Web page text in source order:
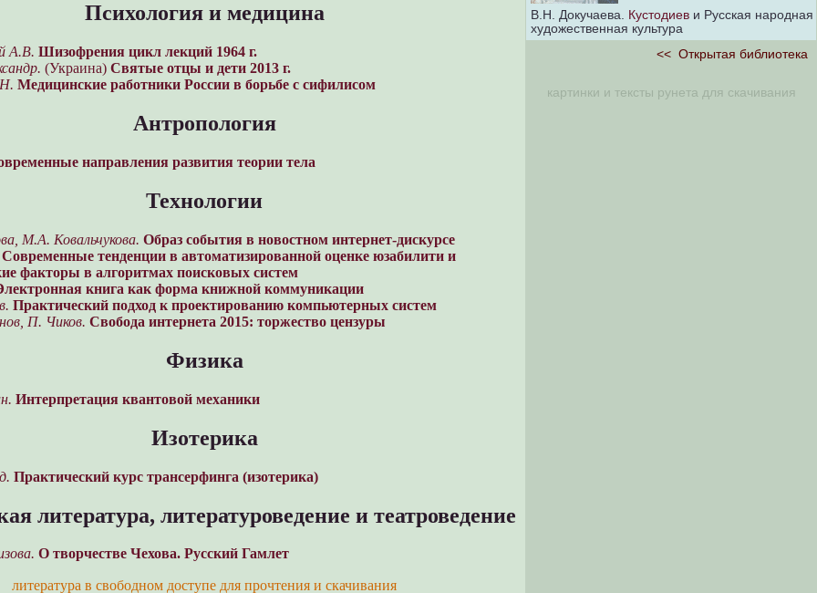
Психология и медицина
А.В. Шизофрения цикл лекций 1964 г.
(Украина) Святые отцы и дети 2013 г.
Медицинские работники России в борьбе с сифилисом
Антропология
направления развития теории тела
Технологии
М.А. Ковальчукова. Образ события в новостном интернет-дискурсе
Современные тенденции в автоматизированной оценке юзабилити и
факторы в алгоритмах поисковых систем
книга как форма книжной коммуникации
Практический подход к проектированию компьютерных систем
П. Чиков. Свобода интернета 2015: торжество цензуры
Физика
Интерпретация квантовой механики
Изотерика
Практический курс трансерфинга (изотерика)
литература, литературоведение и театроведение
О творчестве Чехова. Русский Гамлет
литература в свободном доступе для прочтения и скачивания
В.Н. Докучаева. Кустодиев и Русская народная
художественная культура
<< Открытая библиотека
картинки и тексты рунета для скачивания